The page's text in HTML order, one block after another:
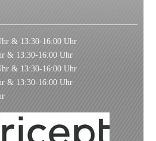
& 13:30-16:00 Uhr
& 13:30-16:00 Uhr
& 13:30-16:00 Uhr
& 13:30-16:00 Uhr